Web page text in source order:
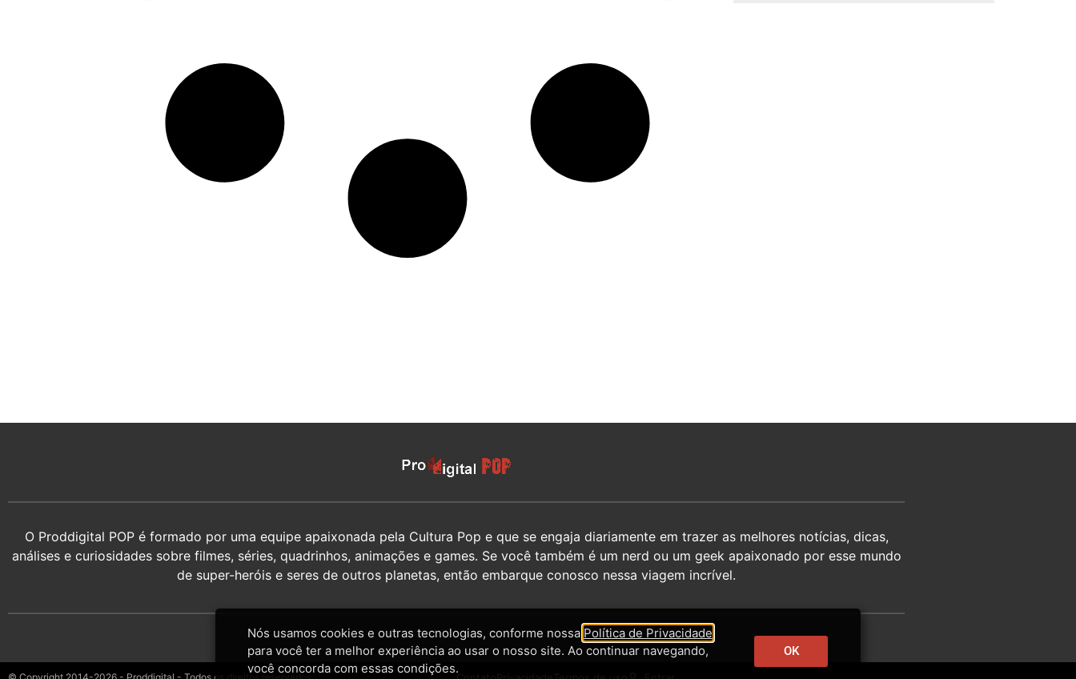
O Proddigital POP é formado por uma equipe apaixonada pela Cultura Pop e que se engaja diariamente em trazer as melhores notícias, dicas,
análises e curiosidades sobre filmes, séries, quadrinhos, animações e games. Se você também é um nerd ou um geek apaixonado por esse mundo
de super-heróis e seres de outros planetas, então embarque conosco nessa viagem incrível.
Nós usamos cookies e outras tecnologias, conforme nossa Política de Privacidade
para você ter a melhor experiência ao usar o nosso site. Ao continuar navegando,
você concorda com essas condições.
OK